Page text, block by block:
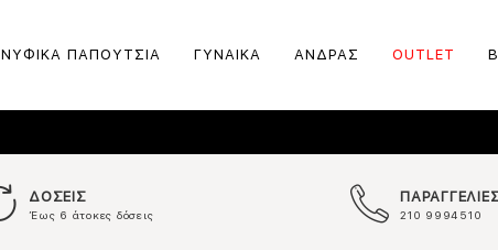
ΝΥΦΙΚΑ ΠΑΠΟΥΤΣΙΑ ΓΥΝΑΙΚΑ ΑΝΔΡΑΣ OUTLET
ΔΟΣΕΙΣ
Έως 6 άτοκες δόσεις 210 9994510